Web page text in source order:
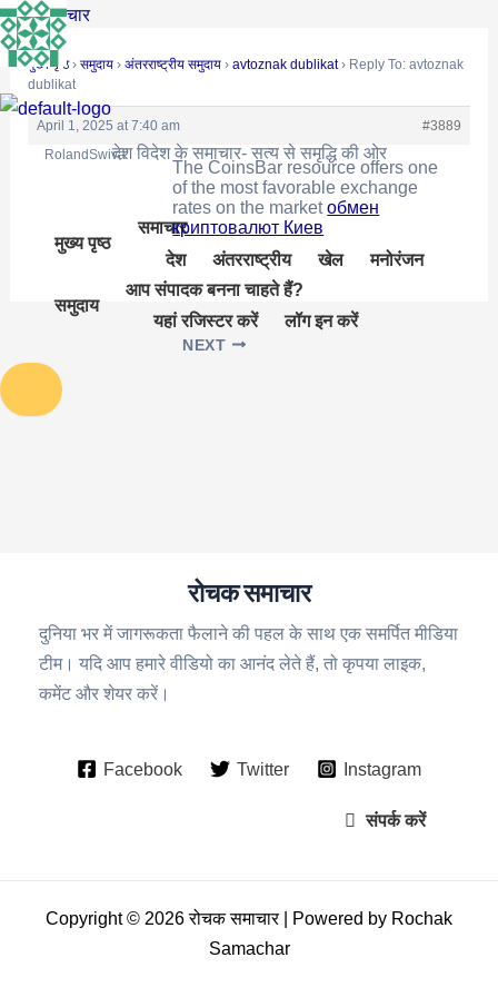
Skip
to
content
रोचक समाचार
देश विदेश के समाचार- सत्य से समृद्धि की ओर
मुख्य पृष्ठ
समाचार
देश
अंतरराष्ट्रीय खेल मनोरंजन
समुदाय
आप संपादक बनना चाहते हैं?
यहां रजिस्टर करें
लॉग इन करें
मुख्य पृष्ठ › समुदाय › अंतरराष्ट्रीय समुदाय › avtoznak dublikat › Reply To: avtoznak
dublikat
April 1, 2025 at 7:40 am
#3889
RolandSwiva
The CoinsBar resource offers one
of the most favorable exchange
rates on the marketобмен
криптовалют Киев
Post
navigation
NEXT
रोचक समाचार
दुनिया भर में जागरूकता फैलाने की पहल के साथ एक समर्पित मीडिया
टीम। यदि आप हमारे वीडियो का आनंद लेते हैं, तो कृपया लाइक,
कमेंट और शेयर करें।
Facebook Twitter Instagram
संपर्क करें
Copyright © 2026 रोचक समाचार | Powered by Rochak
Samachar